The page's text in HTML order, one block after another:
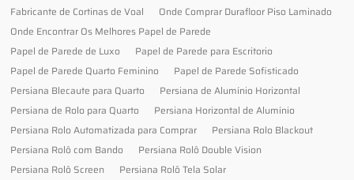
Fabricante de Cortinas de Voal
Onde Comprar Durafloor Piso Laminado
Onde Encontrar Os Melhores Papel de Parede
Papel de Parede de Luxo
Papel de Parede para Escritorio
Papel de Parede Quarto Feminino
Papel de Parede Sofisticado
Persiana Blecaute para Quarto
Persiana de Alumínio Horizontal
Persiana de Rolo para Quarto
Persiana Horizontal de Alumínio
Persiana Rolo Automatizada para Comprar
Persiana Rolo Blackout
Persiana Rolô com Bando
Persiana Rolô Double Vision
Persiana Rolô Screen
Persiana Rolô Tela Solar